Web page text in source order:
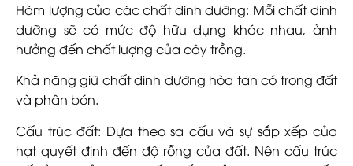
Hàm lượng của các chất dinh dưỡng: Mỗi chất dinh
dưỡng sẽ có mức độ hữu dụng khác nhau, ảnh
hưởng đến chất lượng của cây trồng.
Khả năng giữ chất dinh dưỡng hòa tan có trong đất
và phân bón.
Cấu trúc đất: Dựa theo sa cấu và sự sắp xếp của
hạt quyết định đến độ rỗng của đất. Nên cấu trúc